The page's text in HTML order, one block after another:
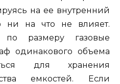
на ее внутренний
ни на что не влияет.
по размеру газовые
одинакового объема
для хранения
емкостей. Если